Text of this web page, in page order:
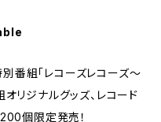
番組「レコーズレコーズ～
リジナルグッズ、レコード
個限定発売！